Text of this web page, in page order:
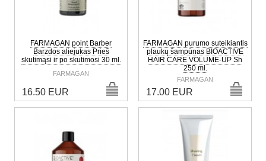
FARMAGAN point Barber
Barzdos aliejukas Prieš
skutimąsi ir po skutimosi 30 ml.
FARMAGAN
16.50 EUR
FARMAGAN purumo suteikiantis
plaukų šampūnas BIOACTIVE
HAIR CARE VOLUME-UP Sh
250 ml.
FARMAGAN
17.00 EUR